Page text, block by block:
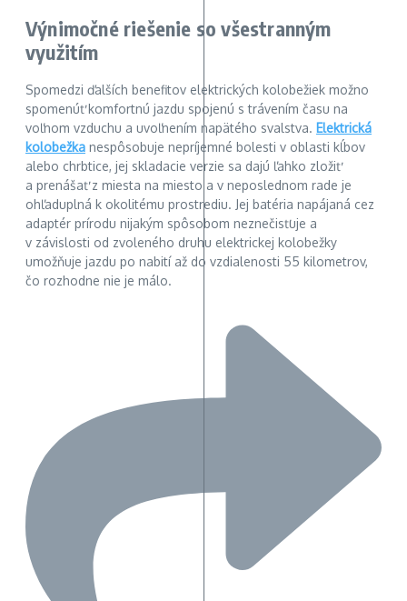
Výnimočné riešenie so všestranným
využitím
Spomedzi ďalších benefitov elektrických kolobežiek možno
spomenúť komfortnú jazdu spojenú s trávením času na
voľnom vzduchu a uvoľnením napätého svalstva. Elektrická
kolobežka nespôsobuje nepríjemné bolesti v oblasti kĺbov
alebo chrbtice, jej skladacie verzie sa dajú ľahko zložiť
a prenášať z miesta na miesto a v neposlednom rade je
ohľaduplná k okolitému prostrediu. Jej batéria napájaná cez
adaptér prírodu nijakým spôsobom neznečisťuje a
v závislosti od zvoleného druhu elektrickej kolobežky
umožňuje jazdu po nabití až do vzdialenosti 55 kilometrov,
čo rozhodne nie je málo.